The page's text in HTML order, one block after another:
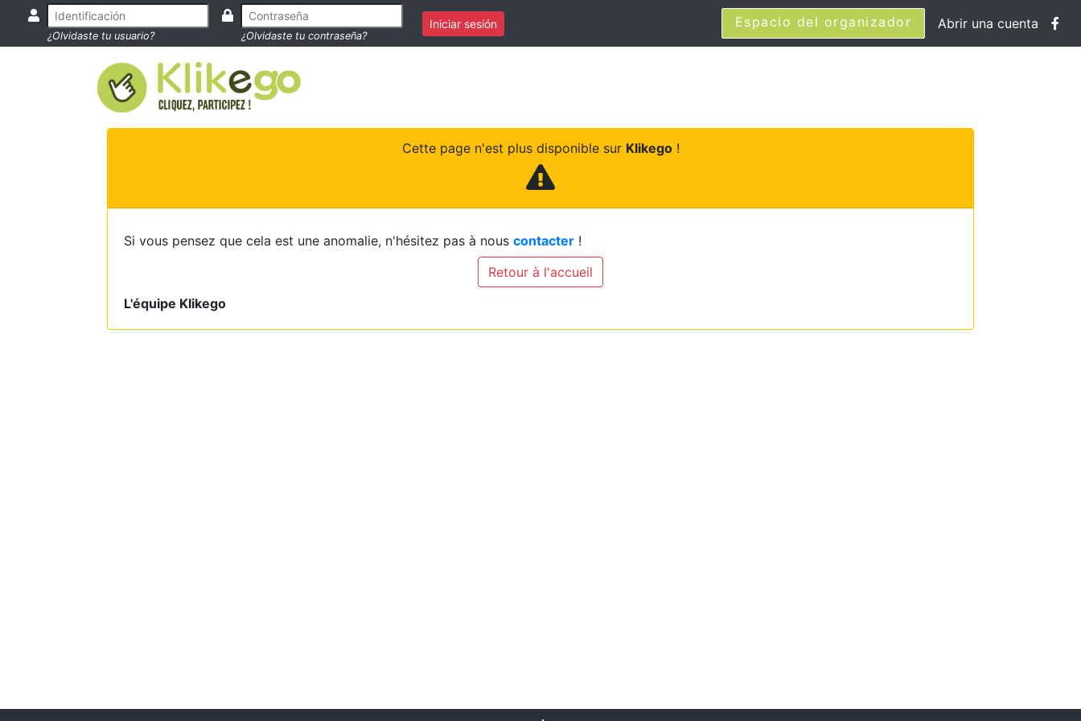
¿Olvidaste tu usuario? ¿Olvidaste tu contraseña?
Iniciar sesión Espacio del organizador Abrir una cuenta
Cette page n'est plus disponible sur Klikego!
Si vous pensez que cela est une anomalie, n'hésitez pas à nous contacter !
Retour à l'accueil
L'équipe Klikego